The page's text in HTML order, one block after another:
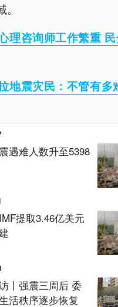
理咨询师工作繁重
地震灾民：不管有多